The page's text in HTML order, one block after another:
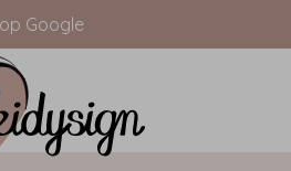
Google